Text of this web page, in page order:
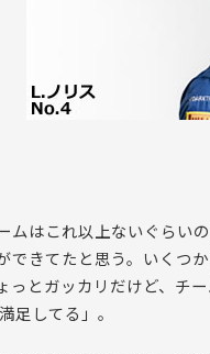
ムはこれ以上ないぐらい
できてたと思う。いくつ
っとガッカリだけど、チ
足してる」。